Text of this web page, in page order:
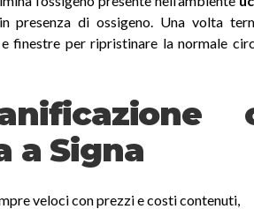
presenza di ossigeno. Una volta
finestre per ripristinare la normale
a Signa
veloci con prezzi e costi contenuti,